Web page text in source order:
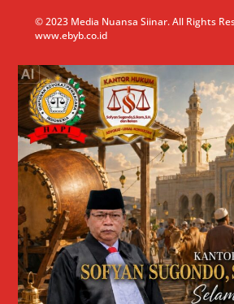
© 2023 Media Nuansa Siinar. All Rights
www.ebyb.co.id